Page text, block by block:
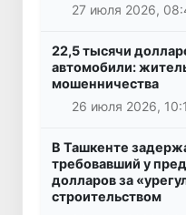
27 июля 2026,
22,5 тысячи
автомобили:
мошенничества
26 июля 2026,
В Ташкенте
требовавший у
долларов за
строительством